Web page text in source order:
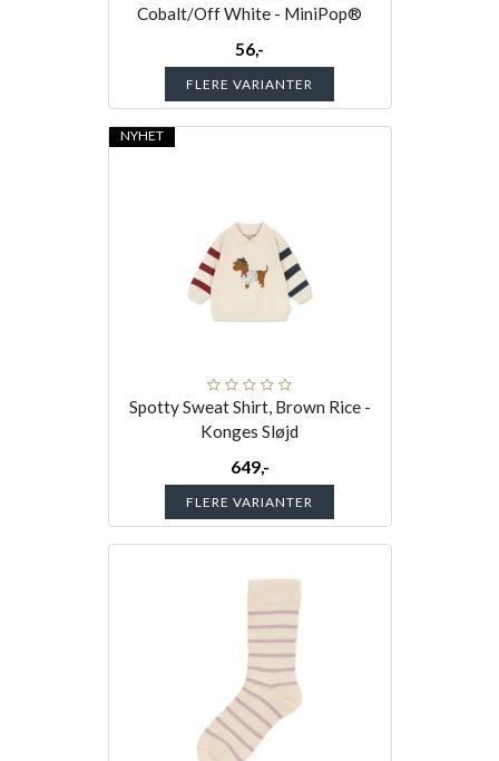
Cobalt/Off White - MiniPop®
56,-
FLERE VARIANTER
NYHET
Spotty Sweat Shirt, Brown Rice -
Konges Sløjd
649,-
FLERE VARIANTER